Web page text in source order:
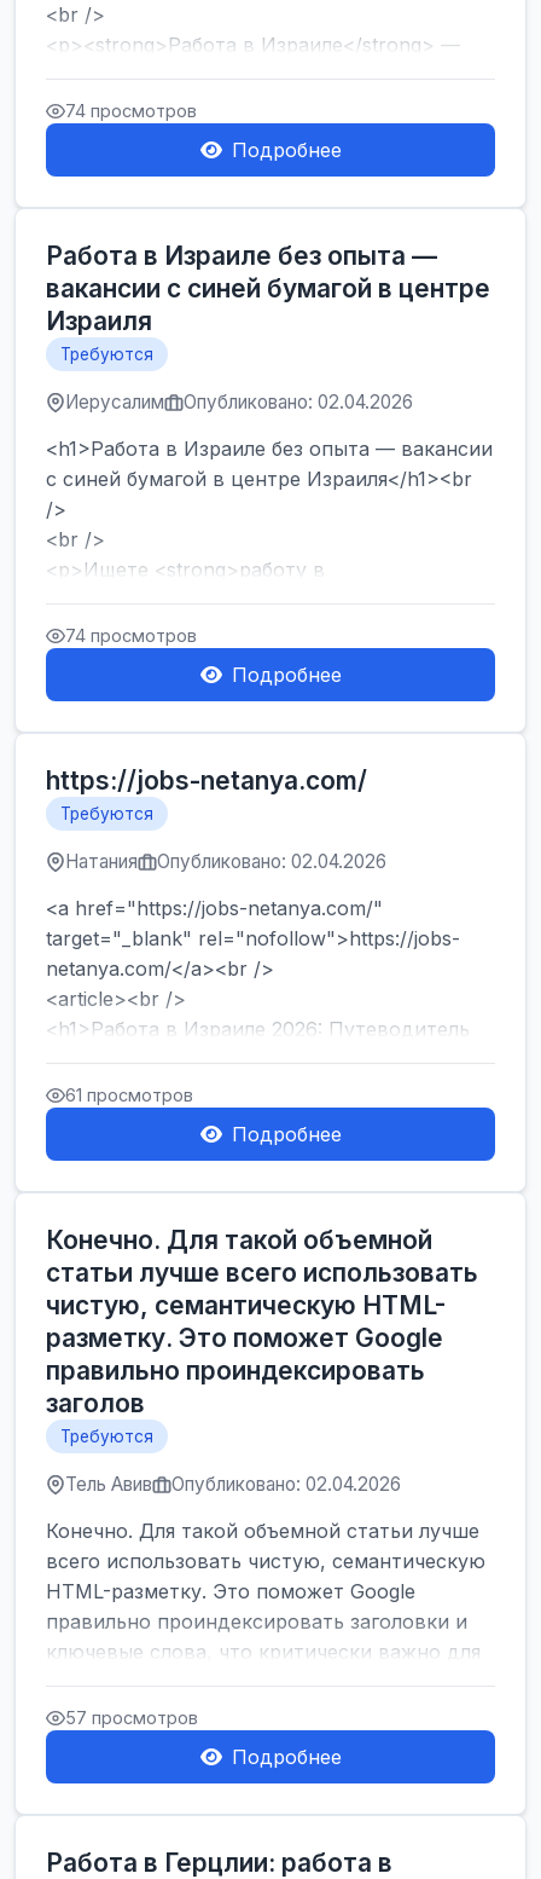
<br />
<p><strong>Работа в Израиле</strong> —
один из самых популярных запросов среди
тех, кто ...
74 просмотров
Подробнее
Работа в Израиле без опыта —
вакансии с синей бумагой в центре
Израиля
Требуются
Иерусалим Опубликовано: 02.04.2026
<h1>Работа в Израиле без опыта — вакансии
с синей бумагой в центре Израиля</h1><br
/>
<br />
<p>Ищете <strong>работу в
Израиле</strong> без опыта и знания языка?
Хотите быстро начать зарабатывать и ...
74 просмотров
Подробнее
https://jobs-netanya.com/
Требуются
Натания Опубликовано: 02.04.2026
<a href="https://jobs-netanya.com/"
target="_blank" rel="nofollow">https://jobs-
netanya.com/</a><br />
<article><br />
<h1>Работа в Израиле 2026: Путеводитель
по вакансиям в Центре страны и лега...
61 просмотров
Подробнее
Конечно. Для такой объемной
статьи лучше всего использовать
чистую, семантическую HTML-
разметку. Это поможет Google
правильно проиндексировать
заголов
Требуются
Тель Авив Опубликовано: 02.04.2026
Конечно. Для такой объемной статьи лучше
всего использовать чистую, семантическую
HTML-разметку. Это поможет Google
правильно проиндексировать заголовки и
ключевые слова, что критически важно для
SEO....
57 просмотров
Подробнее
Работа в Герцлии: работа в